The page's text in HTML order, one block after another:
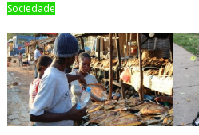
Sociedade